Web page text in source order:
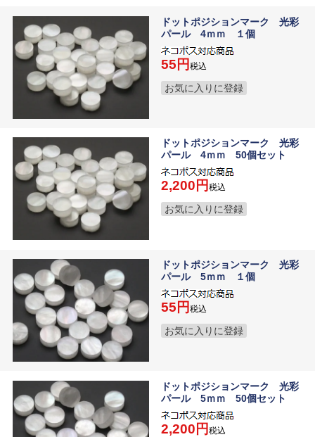
ドットポジションマーク 光彩
パール 4ｍｍ １個
55 税込
お気に入りに登録
ドットポジションマーク 光彩
パール 4ｍｍ 50個セット
2,200 税込
お気に入りに登録
ドットポジションマーク 光彩
パール 5ｍｍ １個
55 税込
お気に入りに登録
ドットポジションマーク 光彩
パール 5ｍｍ 50個セット
2,200 税込